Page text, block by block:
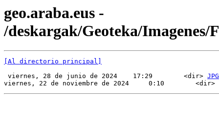
geo.araba.eus -
/deskargak/Geoteka/Imagenes/
[Al directorio principal]
viernes, 28 de junio de 2024    17:29        <dir> JPG
viernes, 22 de noviembre de 2024     0:10        <dir>